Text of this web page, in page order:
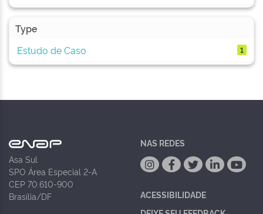
Type
Estudo de Caso
1
Asa Sul
SPO Área Especial 2-A
CEP 70.610-900
Brasília/DF
NAS REDES
ACESSIBILIDADE